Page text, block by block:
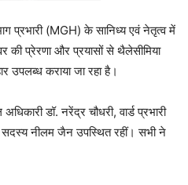
प्रभारी (MGH) के सानिध्य एवं नेतृत्व में
की प्रेरणा और प्रयासों से थैलेसीमिया
उपलब्ध कराया जा रहा है।
डॉ. नरेंद्र चौधरी, वार्ड प्रभारी
सदस्य नीलम जैन उपस्थित रहीं। सभी ने